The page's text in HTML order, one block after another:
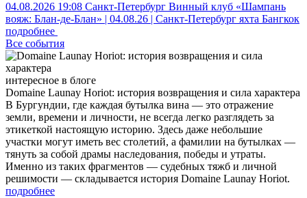
04.08.2026 19:08 Санкт-Петербург Винный клуб «Шампань
вояж: Блан-де-Блан» | 04.08.26 | Санкт-Петербург яхта Бангкок
подробнее
Все события
интересное в блоге
Domaine Launay Horiot: история возвращения и сила характера
В Бургундии, где каждая бутылка вина — это отражение
земли, времени и личности, не всегда легко разглядеть за
этикеткой настоящую историю. Здесь даже небольшие
участки могут иметь вес столетий, а фамилии на бутылках —
тянуть за собой драмы наследования, победы и утраты.
Именно из таких фрагментов — судебных тяжб и личной
решимости — складывается история Domaine Launay Horiot.
подробнее